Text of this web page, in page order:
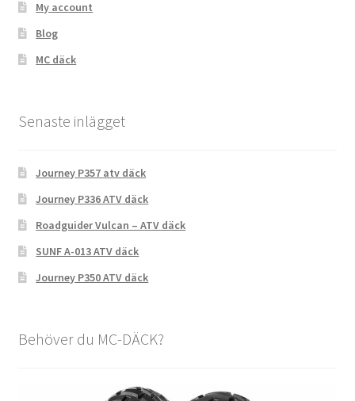
My account
Blog
MC däck
Senaste inlägget
Journey P357 atv däck
Journey P336 ATV däck
Roadguider Vulcan – ATV däck
SUNF A-013 ATV däck
Journey P350 ATV däck
Behöver du MC-DÄCK?